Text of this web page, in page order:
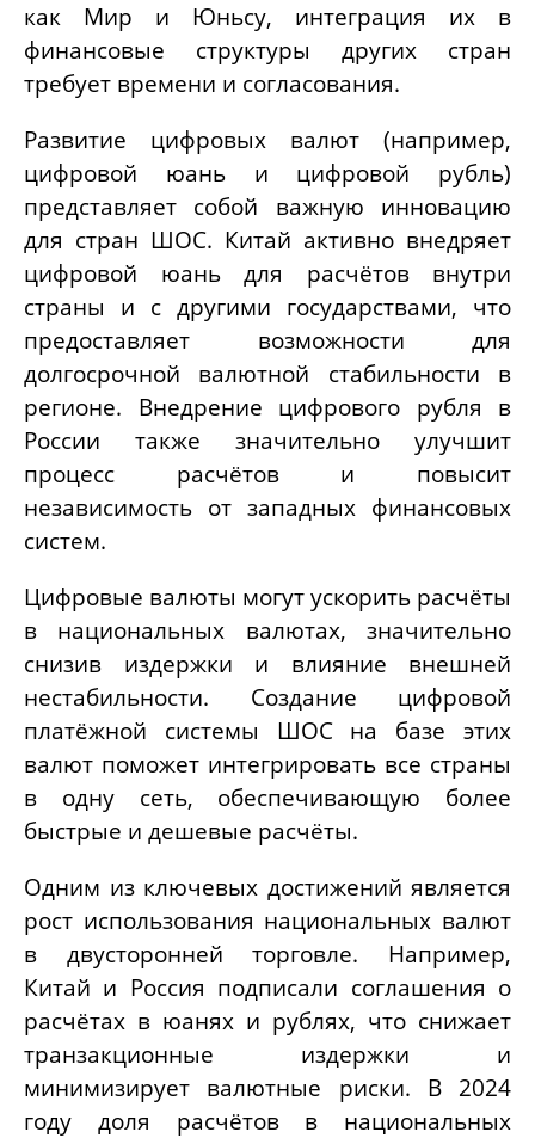
как Мир и Юньсу, интеграция их в
финансовые структуры других стран
требует времени и согласования.
Развитие цифровых валют (например,
цифровой юань и цифровой рубль)
представляет собой важную инновацию
для стран ШОС. Китай активно внедряет
цифровой юань для расчётов внутри
страны и с другими государствами, что
предоставляет возможности для
долгосрочной валютной стабильности в
регионе. Внедрение цифрового рубля в
России также значительно улучшит
процесс расчётов и повысит
независимость от западных финансовых
систем.
Цифровые валюты могут ускорить расчёты
в национальных валютах, значительно
снизив издержки и влияние внешней
нестабильности. Создание цифровой
платёжной системы ШОС на базе этих
валют поможет интегрировать все страны
в одну сеть, обеспечивающую более
быстрые и дешевые расчёты.
Одним из ключевых достижений является
рост использования национальных валют
в двусторонней торговле. Например,
Китай и Россия подписали соглашения о
расчётах в юанях и рублях, что снижает
транзакционные издержки и
минимизирует валютные риски. В 2024
году доля расчётов в национальных